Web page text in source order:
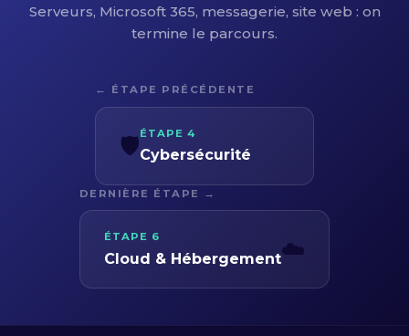
Serveurs, Microsoft 365, messagerie, site web : on
termine le parcours.
← ÉTAPE PRÉCÉDENTE
🛡️ÉTAPE 4
Cybersécurité
DERNIÈRE ÉTAPE →
☁️
ÉTAPE 6
Cloud & Hébergement